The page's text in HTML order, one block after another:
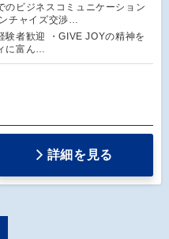
のビジネスコミュニケーション
チャイズ交渉…
験者歓迎 ・GIVE JOYの精神を
に富ん…
詳細を見る